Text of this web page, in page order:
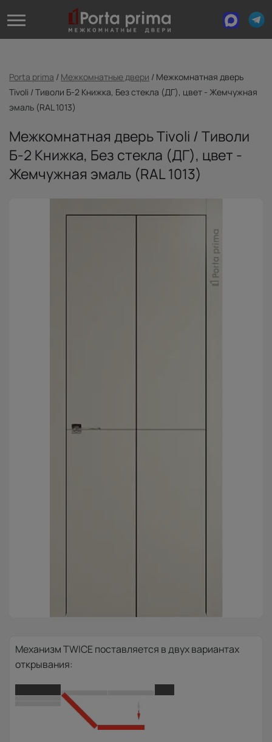
Porta prima / Межкомнатные двери / Межкомнатная дверь
Tivoli / Тиволи Б-2 Книжка, Без стекла (ДГ), цвет - Жемчужная
эмаль (RAL 1013)
Межкомнатная дверь Tivoli / Тиволи
Б-2 Книжка, Без стекла (ДГ), цвет -
Жемчужная эмаль (RAL 1013)
Механизм TWICE поставляется в двух вариантах
открывания: